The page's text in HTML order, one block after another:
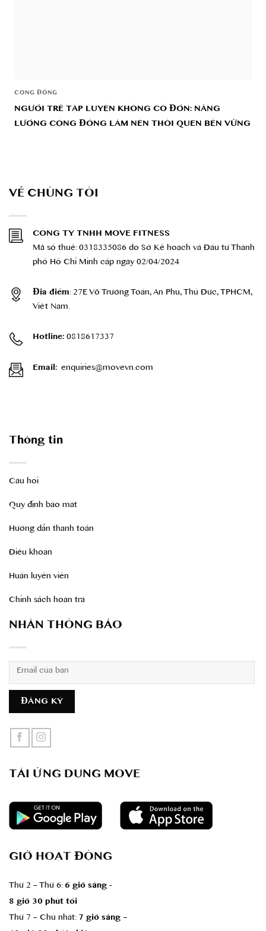
CỘNG ĐỒNG
NGƯỜI TRẺ TẬP LUYỆN KHÔNG CÔ ĐƠN: NĂNG
LƯỢNG CỘNG ĐỒNG LÀM NÊN THÓI QUEN BỀN VỮNG
VỀ CHÚNG TÔI
CÔNG TY TNHH MOVE FITNESS
Mã số thuế: 0318335086 do Sở Kế hoạch và Đầu tư Thành
phố Hồ Chí Minh cấp ngày 02/04/2024
Địa điểm: 27E Võ Trường Toản, An Phú, Thủ Đức, TPHCM,
Việt Nam.
Hotline: 0818617337
Email: enquiries@movevn.com
Thông tin
Câu hỏi
Quy định bảo mât
Hướng dẫn thanh toán
Điều khoản
Huấn luyên viên
Chính sách hoàn trả
NHẬN THÔNG BÁO
TẢI ỨNG DỤNG MOVE
GIỜ HOẠT ĐỘNG
Thứ 2 – Thứ 6:6 giờ sáng -
8 giờ 30 phút tối
Thứ 7 – Chủ nhât: 7 giờ sáng –